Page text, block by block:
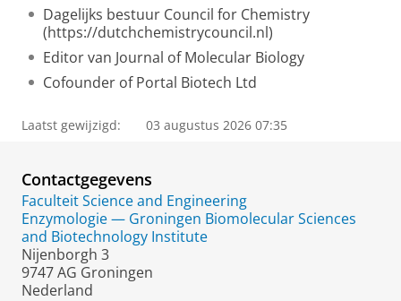
Dagelijks bestuur Council for Chemistry
(https://dutchchemistrycouncil.nl)
Editor van Journal of Molecular Biology
Cofounder of Portal Biotech Ltd
Laatst gewijzigd: 03 augustus 2026 07:35
Contactgegevens
Faculteit Science and Engineering
Enzymologie — Groningen Biomolecular Sciences
and Biotechnology Institute
Nijenborgh 3
9747 AG Groningen
Nederland